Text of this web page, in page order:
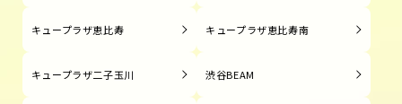
キュープラザ恵比寿 キュープラザ恵比寿南
キュープラザ二子玉川 渋谷BEAM